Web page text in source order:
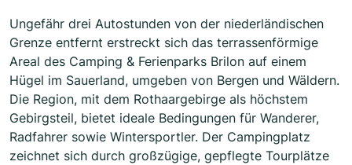
Ungefähr drei Autostunden von der niederländischen
Grenze entfernt erstreckt sich das terrassenförmige
Areal des Camping & Ferienparks Brilon auf einem
Hügel im Sauerland, umgeben von Bergen und Wäldern.
Die Region, mit dem Rothaargebirge als höchstem
Gebirgsteil, bietet ideale Bedingungen für Wanderer,
Radfahrer sowie Wintersportler. Der Campingplatz
zeichnet sich durch großzügige, gepflegte Tourplätze